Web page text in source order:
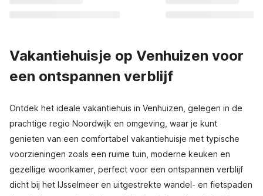
Vakantiehuisje op Venhuizen voor
een ontspannen verblijf
Ontdek het ideale vakantiehuis in Venhuizen, gelegen in de
prachtige regio Noordwijk en omgeving, waar je kunt
genieten van een comfortabel vakantiehuisje met typische
voorzieningen zoals een ruime tuin, moderne keuken en
gezellige woonkamer, perfect voor een ontspannen verblijf
dicht bij het IJsselmeer en uitgestrekte wandel- en fietspaden